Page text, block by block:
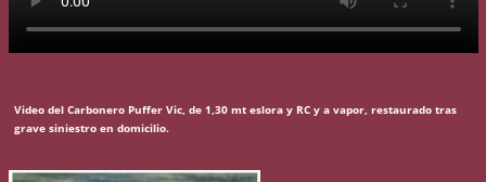
Video del Carbonero Puffer Vic, de 1,30 mt eslora y RC y a vapor, restaurado tras
grave siniestro en domicilio.